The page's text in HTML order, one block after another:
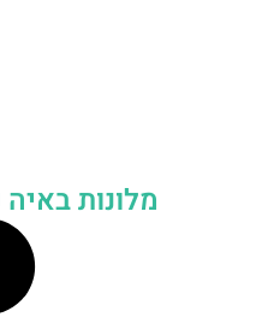
מלונות